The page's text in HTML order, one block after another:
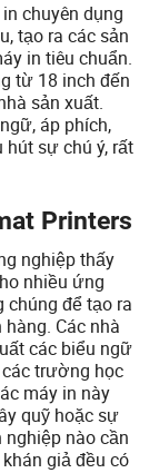
chuyên dụng
tạo ra các sản
in tiêu chuẩn.
từ 18 inch đến
sản xuất.
áp phích,
hút sự chú ý, rất
Printers
nghiệp thấy
nhiều ứng
chúng để tạo ra
Các nhà
các biểu ngữ
trường học
máy in này
quỹ hoặc sự
nghiệp nào cần
giả đều có